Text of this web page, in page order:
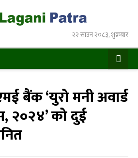
२२ साउन २०८३, शुक्रबार
बैंक ‘युरो मनी अवार्ड
२०२४’ को दुई